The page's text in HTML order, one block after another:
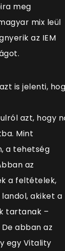
meg
mix leül
az IEM
is jelenti,
azt, hogy
Mint
a tehetség
az
a feltételek,
akiket a
tartanak –
abban az
egy Vitality